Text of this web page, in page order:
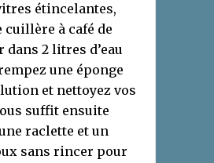
étincelantes,
cuillère à café de
dans 2 litres d’eau
une éponge
et nettoyez vos
suffit ensuite
raclette et un
sans rincer pour